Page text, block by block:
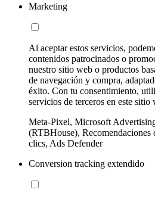
Marketing
Al aceptar estos servicios,
contenidos patrocinados o
nuestro sitio web o productos
de navegación y compra,
éxito. Con tu consentimiento,
servicios de terceros en este sitio
Meta-Pixel, Microsoft
(RTBHouse), Recomendaciones
clics, Ads Defender
Conversion tracking extendido